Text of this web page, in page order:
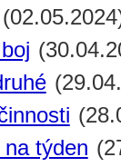
týden